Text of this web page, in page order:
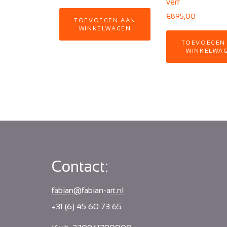
TOEVOEGEN AAN
WINKELWAGEN
€895,00
TOEVOEGEN
Contact:
fabian@fabian-art.nl
+31 (6) 45 60 73 65